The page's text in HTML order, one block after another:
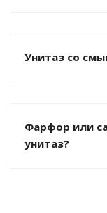
Унитаз со
Фарфор или
унитаз?